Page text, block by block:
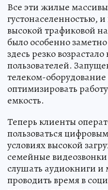
Все эти жилые
густонаселенностью,
высокой трафиковой
было особенно
здесь резко
пользователей.
телеком-оборудование
оптимизировать
емкость.
Теперь клиенты
пользоваться
условиях высокой
семейные
слушать аудиокниги и
проводить время в